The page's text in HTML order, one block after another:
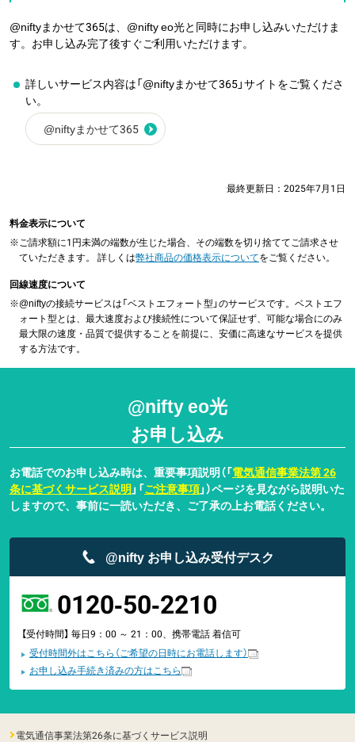
@niftyまかせて365は、@nifty eo光と同時にお申し込みいただけま
す。お申し込み完了後すぐご利用いただけます。
詳しいサービス内容は「@niftyまかせて365」サイトをご覧くださ
い。
@niftyまかせて365
最終更新日： 2025年7月1日
料金表示について
※ご請求額に1円未満の端数が生じた場合、その端数を切り捨ててご請求させ
ていただきます。 詳しくは弊社商品の価格表示についてをご覧ください。
回線速度について
※@niftyの接続サービスは「ベストエフォート型」のサービスです。ベストエフ
ォート型とは、最大速度および接続性について保証せず、可能な場合にのみ
最大限の速度・品質で提供することを前提に、安価に高速なサービスを提供
する方法です。
@nifty eo光
お申し込み
お電話でのお申し込み時は、重要事項説明（「電気通信事業法第 26
条に基づくサービス説明」「ご注意事項」）ページを見ながら説明いた
しますので、事前に一読いただき、ご了承の上お電話ください。
@nifty お申し込み受付デスク
0120-50-2210
【受付時間】 毎日9：00 ～ 21：00、携帯電話 着信可
受付時間外はこちら（ご希望の日時にお電話します）
お申し込み手続き済みの方はこちら
電気通信事業法第26条に基づくサービス説明